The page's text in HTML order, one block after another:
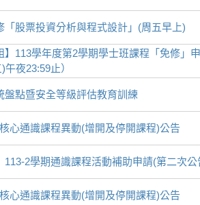
「股票投資分析與程式設計」(周五早上)
】113學年度第2學期學士班課程「免修」
午夜23:59止）
盤點暨安全等級評估教育訓練
心通識課程異動(增開及停開課程)公告
113-2學期通識課程活動補助申請(第二次公
心通識課程異動(增開及停開課程)公告